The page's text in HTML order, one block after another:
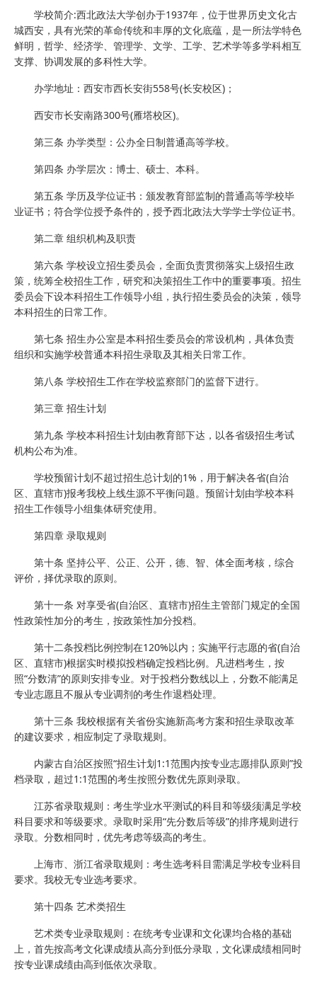
学校简介:西北政法大学创办于1937年，位于世界历史文化古
城西安，具有光荣的革命传统和丰厚的文化底蕴，是一所法学特色
鲜明，哲学、经济学、管理学、文学、工学、艺术学等多学科相互
支撑、协调发展的多科性大学。
办学地址：西安市西长安街558号(长安校区)；
西安市长安南路300号(雁塔校区)。
第三条 办学类型：公办全日制普通高等学校。
第四条 办学层次：博士、硕士、本科。
第五条 学历及学位证书：颁发教育部监制的普通高等学校毕
业证书；符合学位授予条件的，授予西北政法大学学士学位证书。
第二章 组织机构及职责
第六条 学校设立招生委员会，全面负责贯彻落实上级招生政
策，统筹全校招生工作，研究和决策招生工作中的重要事项。招生
委员会下设本科招生工作领导小组，执行招生委员会的决策，领导
本科招生的日常工作。
第七条 招生办公室是本科招生委员会的常设机构，具体负责
组织和实施学校普通本科招生录取及其相关日常工作。
第八条 学校招生工作在学校监察部门的监督下进行。
第三章 招生计划
第九条 学校本科招生计划由教育部下达，以各省级招生考试
机构公布为准。
学校预留计划不超过招生总计划的1%，用于解决各省(自治
区、直辖市)报考我校上线生源不平衡问题。预留计划由学校本科
招生工作领导小组集体研究使用。
第四章 录取规则
第十条 坚持公平、公正、公开，德、智、体全面考核，综合
评价，择优录取的原则。
第十一条 对享受省(自治区、直辖市)招生主管部门规定的全国
性政策性加分的考生，按政策性加分投档。
第十二条投档比例控制在120%以内；实施平行志愿的省(自治
区、直辖市)根据实时模拟投档确定投档比例。凡进档考生，按
照“分数清”的原则安排专业。对于投档分数线以上，分数不能满足
专业志愿且不服从专业调剂的考生作退档处理。
第十三条 我校根据有关省份实施新高考方案和招生录取改革
的建议要求，相应制定了录取规则。
内蒙古自治区按照“招生计划1:1范围内按专业志愿排队原则”投
档录取，超过1:1范围的考生按照分数优先原则录取。
江苏省录取规则：考生学业水平测试的科目和等级须满足学校
科目要求和等级要求。录取时采用“先分数后等级”的排序规则进行
录取。分数相同时，优先考虑等级高的考生。
上海市、浙江省录取规则：考生选考科目需满足学校专业科目
要求。我校无专业选考要求。
第十四条 艺术类招生
艺术类专业录取规则：在统考专业课和文化课均合格的基础
上，首先按高考文化课成绩从高分到低分录取，文化课成绩相同时
按专业课成绩由高到低依次录取。